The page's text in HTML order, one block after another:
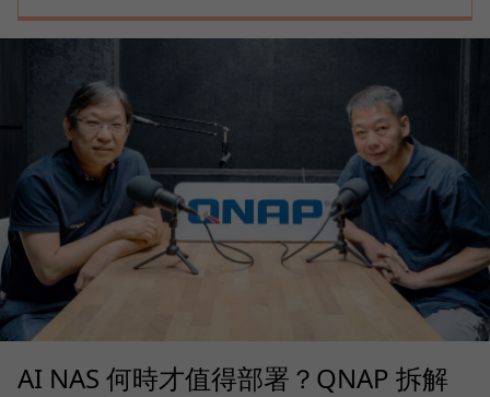
AI NAS 何時才值得部署？QNAP 拆解